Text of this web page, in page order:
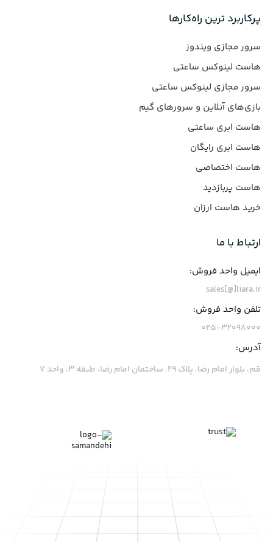
پرکاربرد ترین راه‌کارها
سرور مجازی ویندوز
هاست لینوکس ساعتی
سرور مجازی لینوکس ساعتی
بازی‌های آنلاین و سرورهای گیم
هاست ابری ساعتی
هاست ابری رایگان
هاست اختصاصی
هاست پربازدید
خرید هاست ارزان
ارتباط با ما
ایمیل واحد فروش:
sales[@]liara.ir
تلفن واحد فروش:
۰۲۵-۳۲۰۹۸۰۰۰
آدرس:
قم، بلوار امام رضا، پلاک ۲۹، ساختمان امام رضا، طبقه ۳، واحد ۷